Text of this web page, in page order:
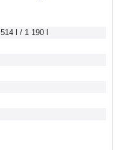
514 l / 1 190 l